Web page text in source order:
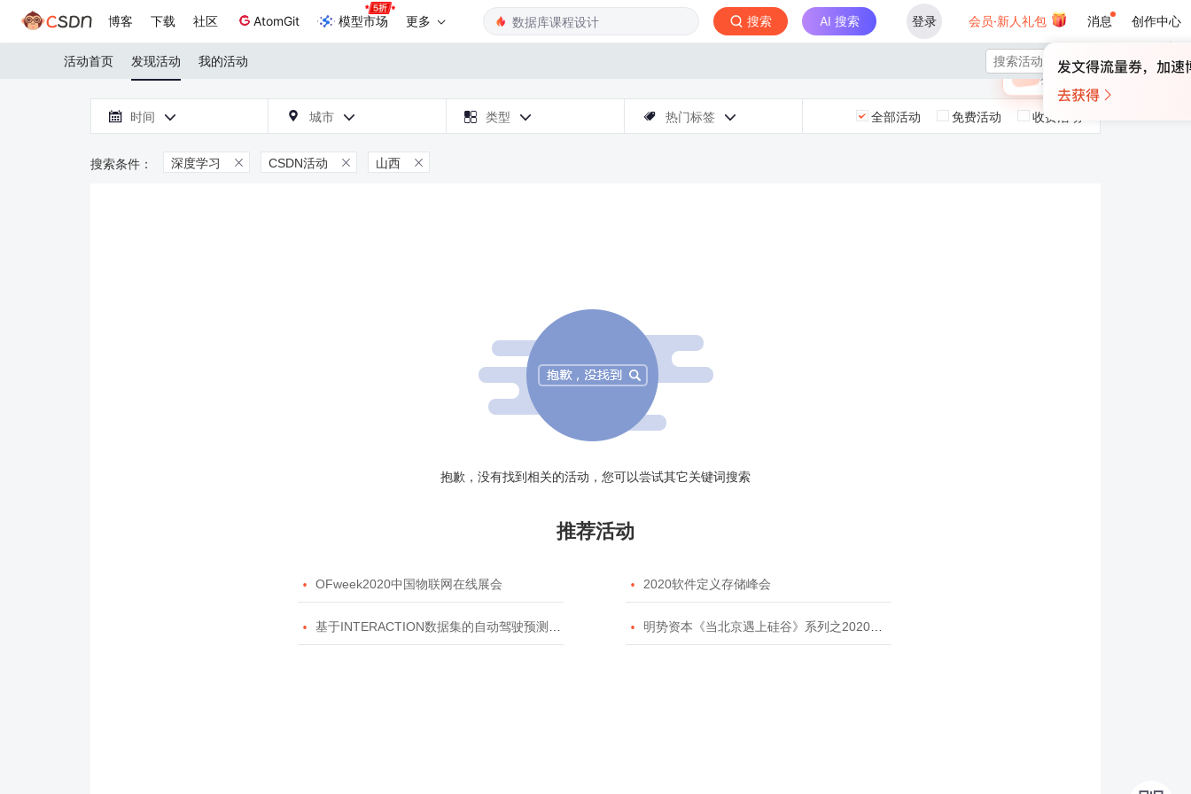
博客 下载 社区 AtomGit 模型市场 更多 搜索 AI 搜索 登录 会员·新人礼包 消息 创作中心
×
🎁 未登录
登录领取最高
活动首页 发现活动 我的活动 
 时间   城市   类型   热门标签  全部活动 免费活动 收费活动
深度学习  CSDN活动  山西 
抱歉，没有找到相关的活动，您可以尝试其它关键词搜索
推荐活动
 OFweek2020中国物联网在线展会  2020软件定义存储峰会
 基于INTERACTION数据集的自动驾驶预测模型挑战赛  明势资本《当北京遇上硅谷》系列之2020年度开源峰会